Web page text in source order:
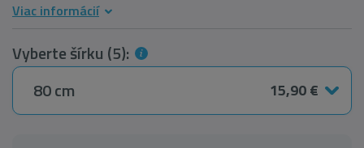
Viac informácií
Vyberte šírku (5):
80 cm
15,90 €